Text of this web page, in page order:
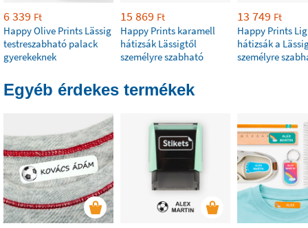
6 339 Ft
Happy Olive Prints Lässig
testreszabható palack
gyerekeknek
15 869 Ft
Happy Prints karamell
hátizsák Lässigtől
személyre szabható
13 749 Ft
Happy Prints
hátizsák a
személyre
Egyéb érdekes termékek